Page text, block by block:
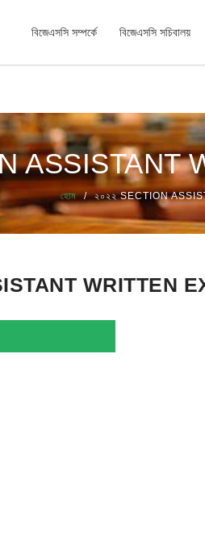
বিজেএসসি সম্পর্কে বিজেএসসি সচিবালয়
পদে নিয়োগ নিমিত্ত চূড়ান্ত সুপারিশ
ASSISTANT
হোম ২০২২ SECTION
WRITTEN